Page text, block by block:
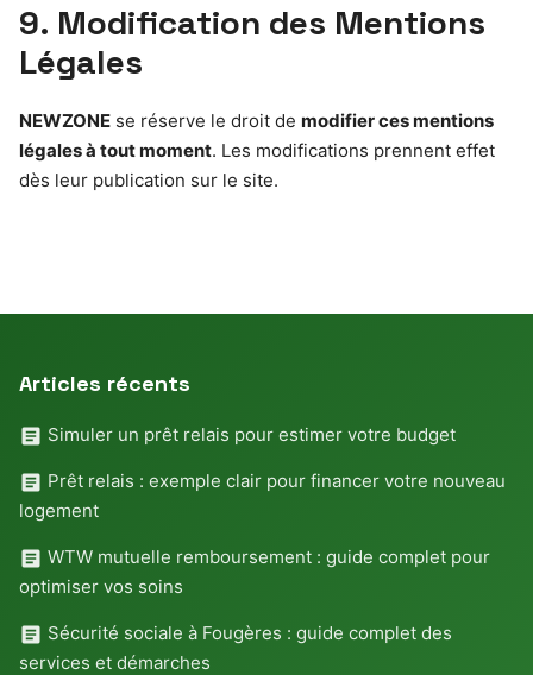
9. Modification des Mentions
Légales
NEWZONE se réserve le droit de modifier ces mentions
légales à tout moment. Les modifications prennent effet
dès leur publication sur le site.
Articles récents
Simuler un prêt relais pour estimer votre budget
Prêt relais : exemple clair pour financer votre nouveau
logement
WTW mutuelle remboursement : guide complet pour
optimiser vos soins
Sécurité sociale à Fougères : guide complet des
services et démarches